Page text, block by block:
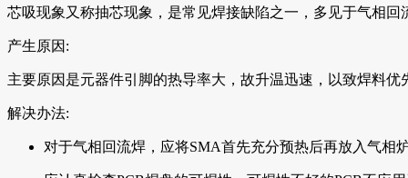
芯吸现象又称抽芯现象，是常见焊接缺陷之一，多见于气相
产生原因:
主要原因是元器件引脚的热导率大，故升温迅速，以致焊料
解决办法:
对于气相回流焊，应将SMA首先充分预热后再放入气相